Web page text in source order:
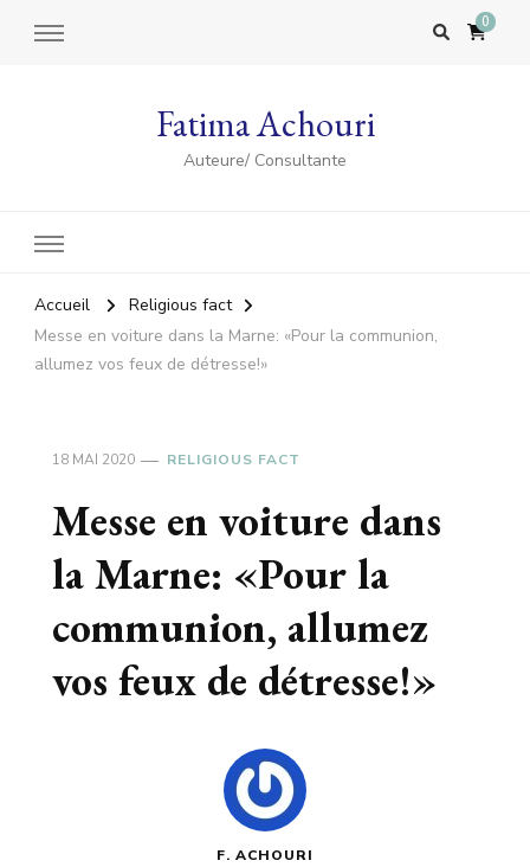
0
Fatima Achouri
Auteure/ Consultante
Accueil
Religious fact
Messe en voiture dans la Marne: «Pour la communion,
allumez vos feux de détresse!»
18 MAI 2020 RELIGIOUS FACT
Messe en voiture dans
la Marne: «Pour la
communion, allumez
vos feux de détresse!»
F. ACHOURI